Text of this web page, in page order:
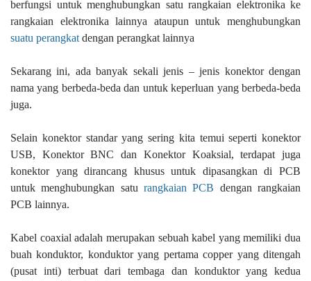
berfungsi untuk menghubungkan satu rangkaian elektronika ke
rangkaian elektronika lainnya ataupun untuk menghubungkan
suatu perangkat dengan perangkat lainnya
Sekarang ini, ada banyak sekali jenis – jenis konektor dengan
nama yang berbeda-beda dan untuk keperluan yang berbeda-beda
juga.
Selain konektor standar yang sering kita temui seperti konektor
USB, Konektor BNC dan Konektor Koaksial, terdapat juga
konektor yang dirancang khusus untuk dipasangkan di PCB
untuk menghubungkan satu rangkaian PCB dengan rangkaian
PCB lainnya.
Kabel coaxial adalah merupakan sebuah kabel yang memiliki dua
buah konduktor, konduktor yang pertama copper yang ditengah
(pusat inti) terbuat dari tembaga dan konduktor yang kedua